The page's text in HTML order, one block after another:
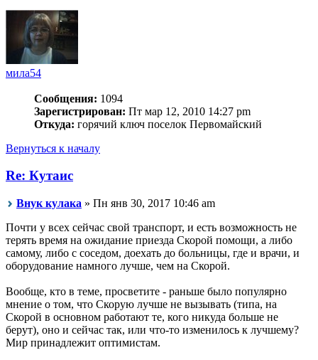
мила54
Сообщения: 1094
Зарегистрирован: Пт мар 12, 2010 14:27 pm
Откуда: горячий ключ поселок Первомайский
Вернуться к началу
Re: Кутаис
Внук кулака » Пн янв 30, 2017 10:46 am
Почти у всех сейчас свой транспорт, и есть возможность не
терять время на ожидание приезда Скорой помощи, а либо
самому, либо с соседом, доехать до больницы, где и врачи, и
оборудование намного лучше, чем на Скорой.
Вообще, кто в теме, просветите - раньше было популярно
мнение о том, что Скорую лучше не вызывать (типа, на
Скорой в основном работают те, кого никуда больше не
берут), оно и сейчас так, или что-то изменилось к лучшему?
Мир принадлежит оптимистам.